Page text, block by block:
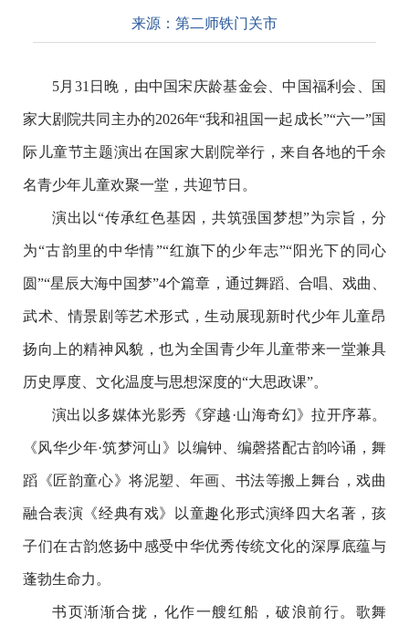
来源： 第二师铁门关市
5月31日晚，由中国宋庆龄基金会、中国福利会、国
家大剧院共同主办的2026年“我和祖国一起成长”“六一”国
际儿童节主题演出在国家大剧院举行，来自各地的千余
名青少年儿童欢聚一堂，共迎节日。
演出以“传承红色基因，共筑强国梦想”为宗旨，分
为“古韵里的中华情”“红旗下的少年志”“阳光下的同心
圆”“星辰大海中国梦”4个篇章，通过舞蹈、合唱、戏曲、
武术、情景剧等艺术形式，生动展现新时代少年儿童昂
扬向上的精神风貌，也为全国青少年儿童带来一堂兼具
历史厚度、文化温度与思想深度的“大思政课”。
演出以多媒体光影秀《穿越·山海奇幻》拉开序幕。
《风华少年·筑梦河山》以编钟、编磬搭配古韵吟诵，舞
蹈《匠韵童心》将泥塑、年画、书法等搬上舞台，戏曲
融合表演《经典有戏》以童趣化形式演绎四大名著，孩
子们在古韵悠扬中感受中华优秀传统文化的深厚底蕴与
蓬勃生命力。
书页渐渐合拢，化作一艘红船，破浪前行。歌舞